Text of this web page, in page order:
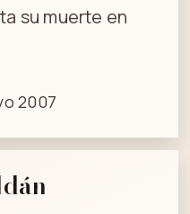
su muerte en
2007